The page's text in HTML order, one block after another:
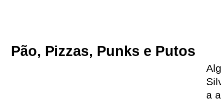
Pão, Pizzas, Punks e Putos
a